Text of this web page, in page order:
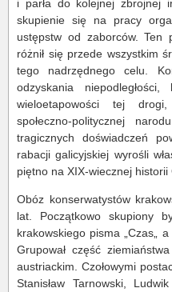
i parła do kolejnej zbrojnej
skupienie się na pracy
ustępstw od zaborców. Ten
różnił się przede wszystkim
tego nadrzędnego celu.
odzyskania
wieloetapowości tej
społeczno-politycznej
tragicznych doświadczeń
rabacji galicyjskiej wyrośli
piętno na XIX-wiecznej historii
Obóz konserwatystów
lat. Początkowo skupiony
krakowskiego pisma „Czas„
Grupował część
austriackim. Czołowymi
Stanisław Tarnowski,